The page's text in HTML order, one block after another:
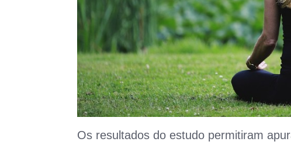
Os resultados do estudo permitiram